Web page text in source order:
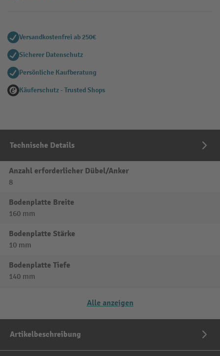
Versandkostenfrei ab 250€
Sicherer Datenschutz
Persönliche Kaufberatung
Käuferschutz - Trusted Shops
Technische Details
Anzahl erforderlicher Dübel/Anker
8
Bodenplatte Breite
160 mm
Bodenplatte Stärke
10 mm
Bodenplatte Tiefe
140 mm
Alle anzeigen
Artikelbeschreibung